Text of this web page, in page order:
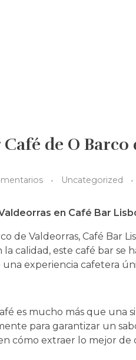
de O Barco
Uncategorized
en Café Bar
de Valdeorras, Café Bar
calidad, este café bar
experiencia cafetera
es mucho más que una
para garantizar un
cómo extraer lo mejor